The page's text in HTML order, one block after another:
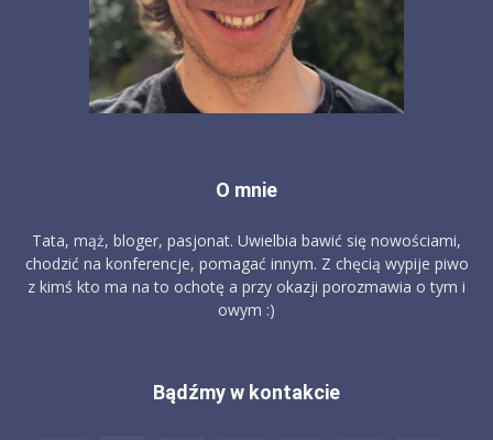
O mnie
Tata, mąż, bloger, pasjonat. Uwielbia bawić się nowościami,
chodzić na konferencje, pomagać innym. Z chęcią wypije piwo
z kimś kto ma na to ochotę a przy okazji porozmawia o tym i
owym :)
Bądźmy w kontakcie